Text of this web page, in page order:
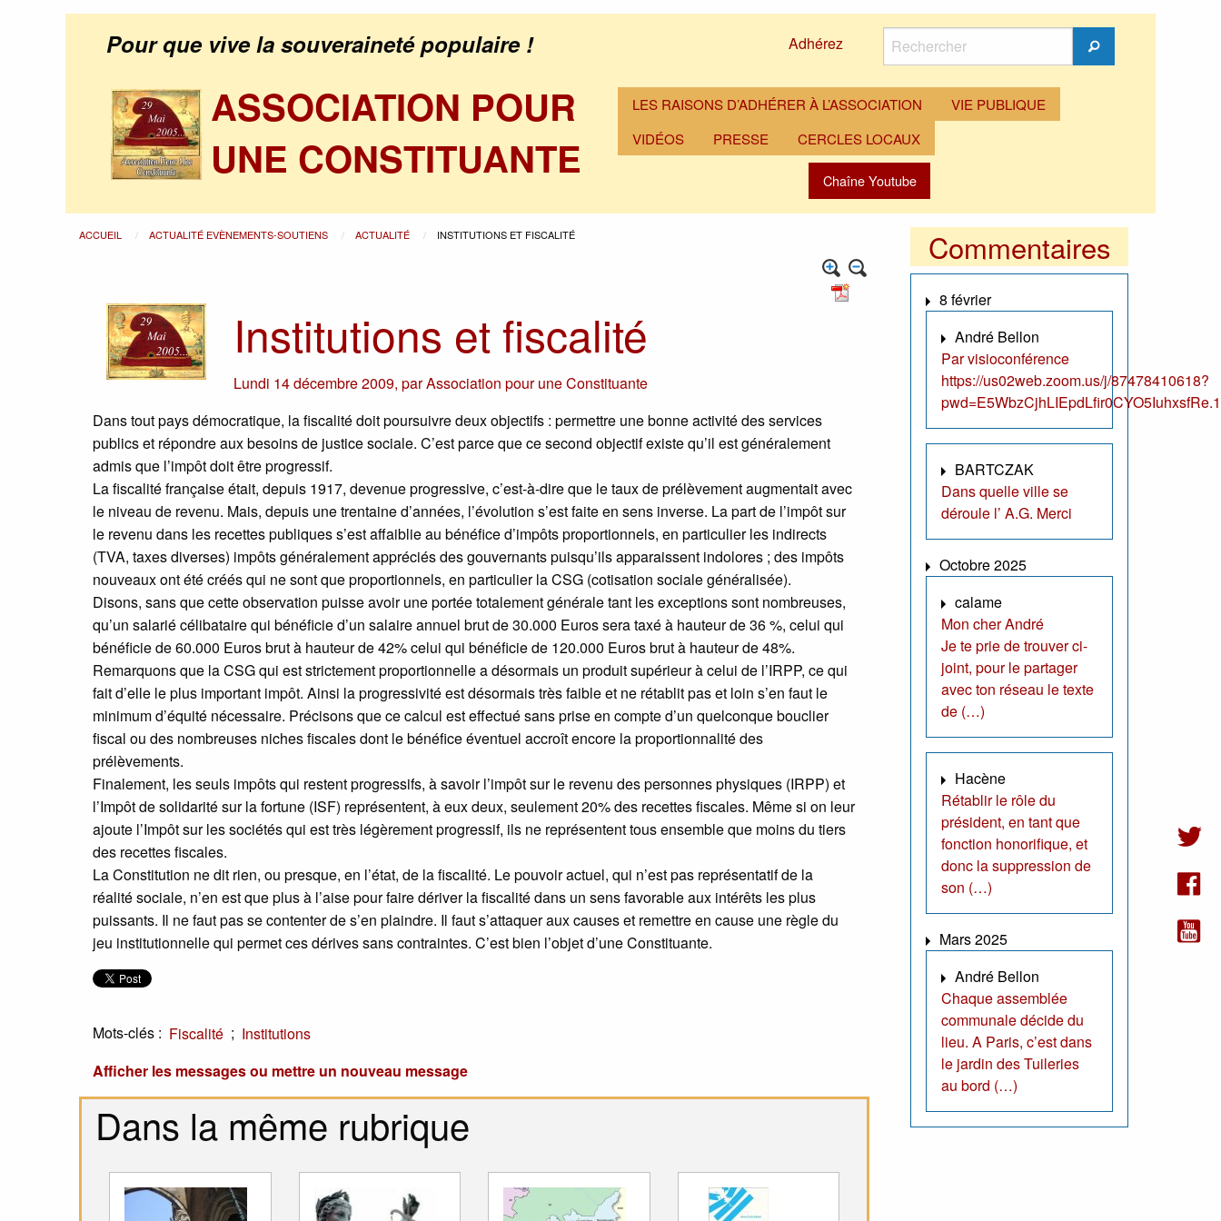
Pour que vive la souveraineté populaire ! Adhérez
Rechercher
Rechercher
ASSOCIATION POUR
UNE CONSTITUANTE
LES RAISONS D’ADHÉRER À L’ASSOCIATION
VIE PUBLIQUE
VIDÉOS
PRESSE CERCLES LOCAUX
Chaîne Youtube
ACCUEIL ACTUALITÉ EVÈNEMENTS-SOUTIENS ACTUALITÉ INSTITUTIONS ET FISCALITÉ
Institutions et fiscalité
Lundi 14 décembre 2009,parAssociation pour une Constituante
Dans tout pays démocratique, la fiscalité doit poursuivre deux objectifs : permettre une bonne activité des services
publics et répondre aux besoins de justice sociale. C’est parce que ce second objectif existe qu’il est généralement
admis que l’impôt doit être progressif.
La fiscalité française était, depuis 1917, devenue progressive, c’est-à-dire que le taux de prélèvement augmentait avec
le niveau de revenu. Mais, depuis une trentaine d’années, l’évolution s’est faite en sens inverse. La part de l’impôt sur
le revenu dans les recettes publiques s’est affaiblie au bénéfice d’impôts proportionnels, en particulier les indirects
(TVA, taxes diverses) impôts généralement appréciés des gouvernants puisqu’ils apparaissent indolores ; des impôts
nouveaux ont été créés qui ne sont que proportionnels, en particulier la CSG (cotisation sociale généralisée).
Disons, sans que cette observation puisse avoir une portée totalement générale tant les exceptions sont nombreuses,
qu’un salarié célibataire qui bénéficie d’un salaire annuel brut de 30.000 Euros sera taxé à hauteur de 36 %, celui qui
bénéficie de 60.000 Euros brut à hauteur de 42% celui qui bénéficie de 120.000 Euros brut à hauteur de 48%.
Remarquons que la CSG qui est strictement proportionnelle a désormais un produit supérieur à celui de l’IRPP, ce qui
fait d’elle le plus important impôt. Ainsi la progressivité est désormais très faible et ne rétablit pas et loin s’en faut le
minimum d’équité nécessaire. Précisons que ce calcul est effectué sans prise en compte d’un quelconque bouclier
fiscal ou des nombreuses niches fiscales dont le bénéfice éventuel accroît encore la proportionnalité des
prélèvements.
Finalement, les seuls impôts qui restent progressifs, à savoir l’impôt sur le revenu des personnes physiques (IRPP) et
l’Impôt de solidarité sur la fortune (ISF) représentent, à eux deux, seulement 20% des recettes fiscales. Même si on leur
ajoute l’Impôt sur les sociétés qui est très légèrement progressif, ils ne représentent tous ensemble que moins du tiers
des recettes fiscales.
La Constitution ne dit rien, ou presque, en l’état, de la fiscalité. Le pouvoir actuel, qui n’est pas représentatif de la
réalité sociale, n’en est que plus à l’aise pour faire dériver la fiscalité dans un sens favorable aux intérêts les plus
puissants. Il ne faut pas se contenter de s’en plaindre. Il faut s’attaquer aux causes et remettre en cause une règle du
jeu institutionnelle qui permet ces dérives sans contraintes. C’est bien l’objet d’une Constituante.
Mots-clés : Fiscalité ; Institutions
Afficher les messages ou mettre un nouveau message
Dans la même rubrique
Commentaires
8 février
André Bellon
Par visioconférence
https://us02web.zoom.us/j/87478410618?
BARTCZAK
Dans quelle ville se
déroule l’ A.G. Merci
Octobre 2025
calame
Mon cher André
Je te prie de trouver ci-
joint, pour le partager
avec ton réseau le texte
de (…)
Hacène
Rétablir le rôle du
président, en tant que
fonction honorifique, et
donc la suppression de
son (…)
Mars 2025
André Bellon
Chaque assemblée
communale décide du
lieu. A Paris, c’est dans
le jardin des Tuileries
au bord (…)